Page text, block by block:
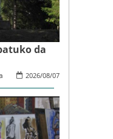
da
2026/08/07